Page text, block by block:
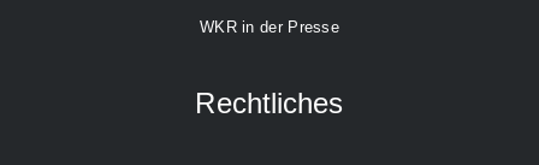
WKR in der Presse
Rechtliches